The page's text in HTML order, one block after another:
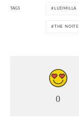
TAGS LUDMILLA
THE NOITE
0